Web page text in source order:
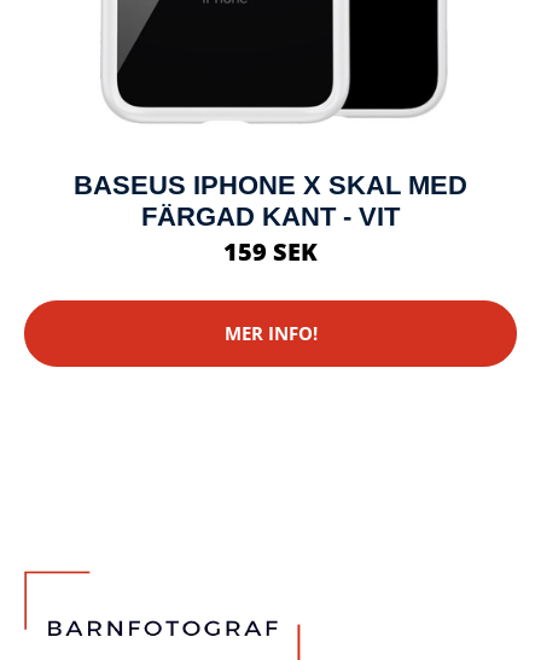
BASEUS IPHONE X SKAL MED
FÄRGAD KANT - VIT
159 SEK
MER INFO!